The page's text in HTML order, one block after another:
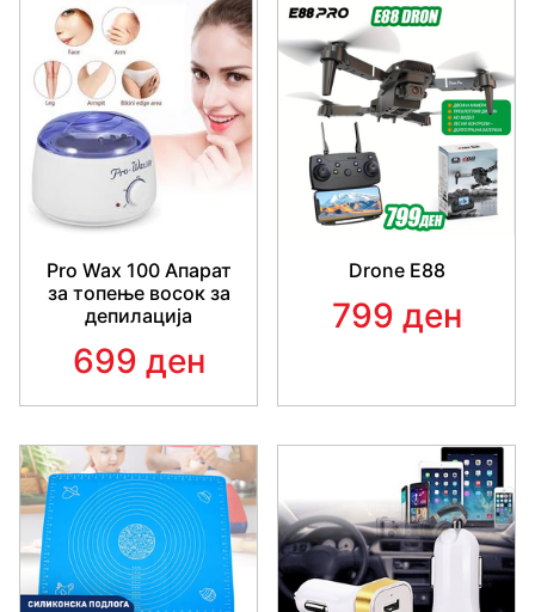
Pro Wax 100 Апарат
за топење восок за
депилација
699 ден
Drone E88
799 ден